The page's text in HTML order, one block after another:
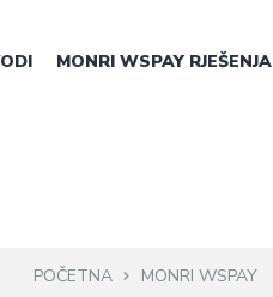
MONRI WSPAY RJEŠENJA
POČETNA MONRI WSPAY